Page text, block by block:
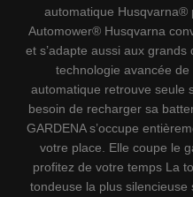
automatique Husqvarna®
Automower® Husqvarna
et s’adapte aussi aux
technologie avancée
automatique retrouve seule
besoin de recharger sa
GARDENA s’occupe
votre place. Elle coupe le
profitez de votre temps La
tondeuse la plus